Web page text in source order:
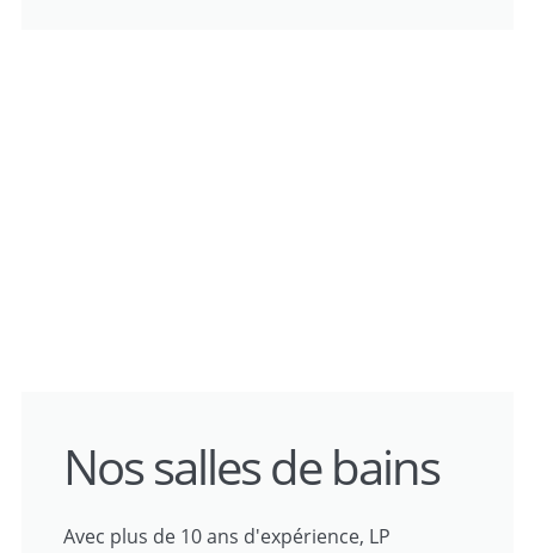
Nos salles de bains
Avec plus de 10 ans d'expérience, LP